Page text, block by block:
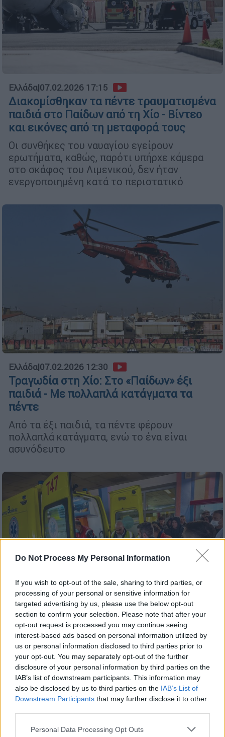
Do Not Process My Personal Information
If you wish to opt-out of the sale, sharing to third parties, or
processing of your personal or sensitive information for
targeted advertising by us, please use the below opt-out
section to confirm your selection. Please note that after your
opt-out request is processed you may continue seeing
interest-based ads based on personal information utilized by
us or personal information disclosed to third parties prior to
your opt-out. You may separately opt-out of the further
disclosure of your personal information by third parties on the
IAB’s list of downstream participants. This information may
also be disclosed by us to third parties on the IAB’s List of
Downstream Participants that may further disclose it to other
Please note that this website/app uses one or more Google
Personal Data Processing Opt Outs
Ελλάδα|07.02.2026 17:15
Διακομίσθηκαν τα πέντε τραυματισμένα
παιδιά στο Παίδων από τη Χίο - Βίντεο
και εικόνες από τη μεταφορά τους
Οι συνθήκες του ναυαγίου εγείρουν
ερωτήματα, καθώς, παρότι υπήρχε κάμερα
στο σκάφος του Λιμενικού, δεν ήταν
ενεργοποιημένη κατά το περιστατικό
Ελλάδα|07.02.2026 12:30
Τραγωδία στη Χίο: Στο «Παίδων» έξι
παιδιά - Με πολλαπλά κατάγματα τα
πέντε
Από τα έξι παιδιά, τα πέντε φέρουν
πολλαπλά κατάγματα, ενώ το ένα είναι
ασυνόδευτο
Ελλάδα|04.02.2026 14:48
Επέστρεψε στην Ελλάδα ο τρίτος
τραυματίας, οπαδός του ΠΑΟΚ -
Νοσηλεύεται στη ΜΕΘ
Διακομίστηκε διασωληνωμένος στο
νοσοκομείο Παπαγεωργίου της
Θεσσαλονίκης, όπου θα συνεχιστεί η
νοσηλεία του